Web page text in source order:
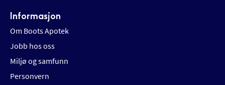
Informasjon
Om Boots Apotek
Jobb hos oss
Miljø og samfunn
Personvern